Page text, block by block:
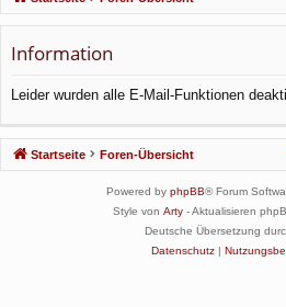
llz
ug
rif
de
Information
Leider wurden alle E-Mail-Funktionen
Startseite Foren-Übersicht
Powered by phpBB® Forum
Style von Arty- Aktualisieren
Deutsche Übersetzung
Datenschutz|